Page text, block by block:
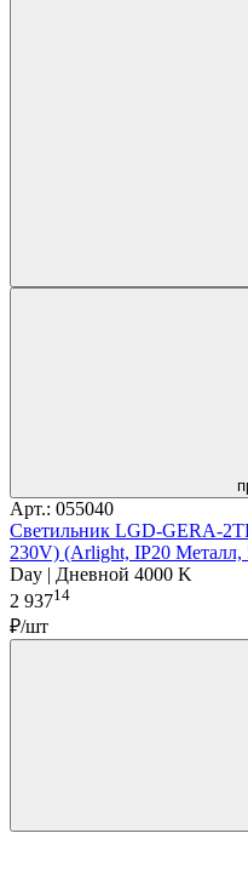
Арт.: 055040
Светильник LGD-GERA-
230V) (Arlight, IP20 Металл,
Day | Дневной 4000 K
2 93714
₽/шт